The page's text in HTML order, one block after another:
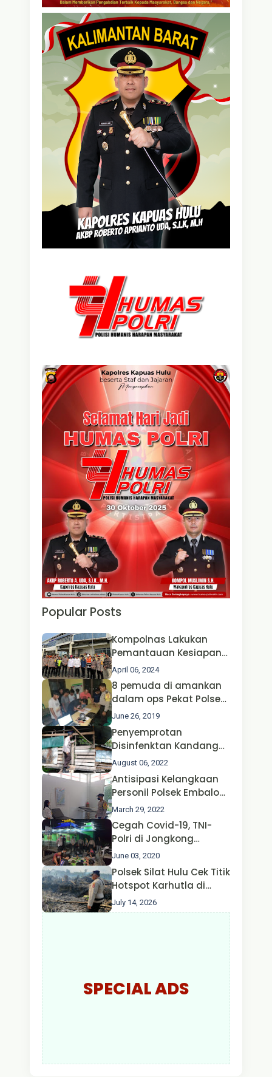
Popular Posts
Kompolnas Lakukan
Pemantauan Kesiapan
Operasi Ketupat 2024 di
Polda Jatim Bersama
Kapolri dan Menteri
Perhubungan
April 06, 2024
8 pemuda di amankan
dalam ops Pekat Polsek
Jongkong
June 26, 2019
Penyemprotan
Disinfenktan Kandang
Ternak Kambing warga
Oleh Satgas Ops Aman
Nusa II Polda Kalbar*
August 06, 2022
Antisipasi Kelangkaan
Personil Polsek Embaloh
Hulu Gencar Lakukan
Pengecekan Oksigen
March 29, 2022
Cegah Covid-19, TNI-
Polri di Jongkong
Himbau Masyarakat
Jangan Kumpul Hinga
Larut Malam.
June 03, 2020
Polsek Silat Hulu Cek Titik
Hotspot Karhutla di
Desa Nanga Dangkan,
Api Ditemukan Sudah
July 14, 2026
SPECIAL ADS